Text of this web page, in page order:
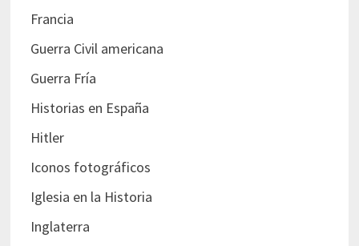
Francia
Guerra Civil americana
Guerra Fría
Historias en España
Hitler
Iconos fotográficos
Iglesia en la Historia
Inglaterra